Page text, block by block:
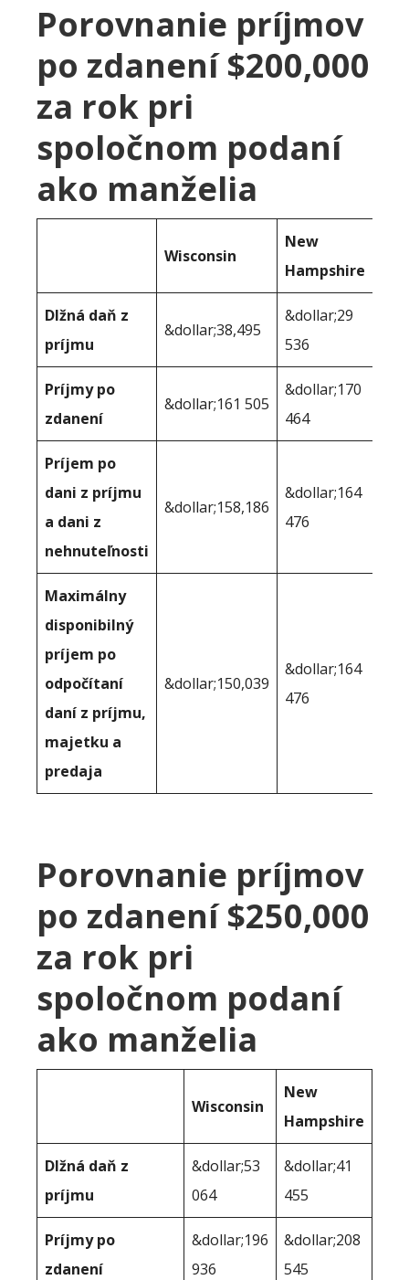
Porovnanie príjmov
po zdanení $200,000
za rok pri
spoločnom podaní
ako manželia
Wisconsin
New
Hampshire
Dlžná daň z
príjmu
&dollar;38,495
&dollar;29
536
Príjmy po
zdanení
&dollar;161 505
&dollar;170
464
Príjem po
dani z príjmu
a dani z
nehnuteľnosti
&dollar;158,186
&dollar;164
476
Maximálny
disponibilný
príjem po
odpočítaní
daní z príjmu,
majetku a
predaja
&dollar;150,039
&dollar;164
476
Porovnanie príjmov
po zdanení $250,000
za rok pri
spoločnom podaní
ako manželia
Wisconsin
New
Hampshire
Dlžná daň z
príjmu
&dollar;53
064
&dollar;41
455
Príjmy po
zdanení
&dollar;196
936
&dollar;208
545